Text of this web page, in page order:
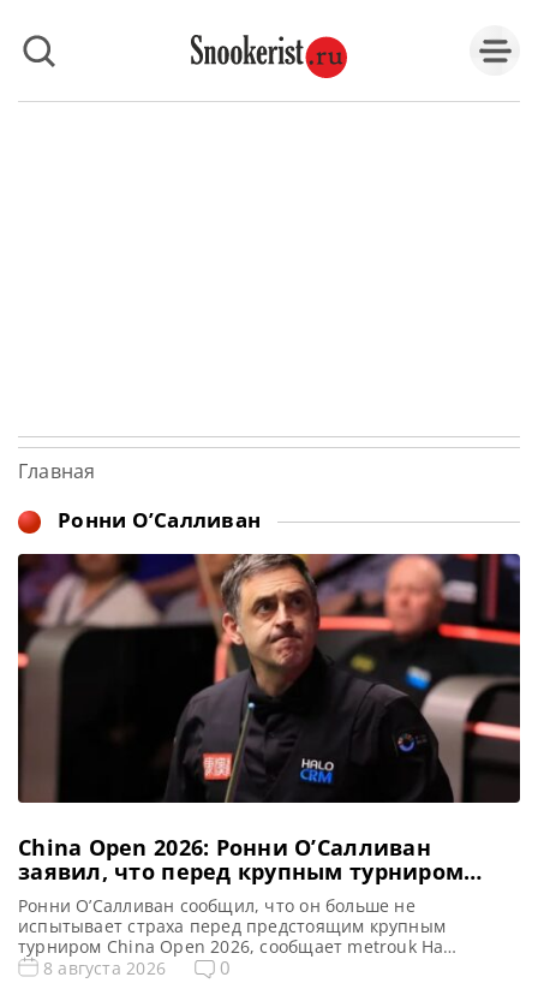
Главная
Ронни О’Салливан
China Open 2026: Ронни О’Салливан
заявил, что перед крупным турниром
«страх исчез»
Ронни О’Салливан сообщил, что он больше не
испытывает страха перед предстоящим крупным
турниром China Open 2026, сообщает metrouk На
протяжении более трех десятилетий Ронни О’Салливан
8 августа 2026 0